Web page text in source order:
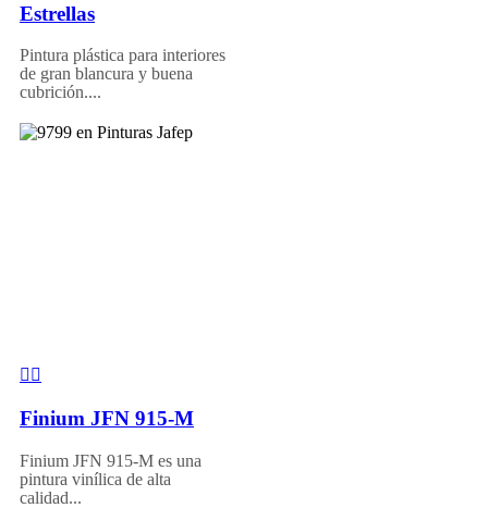
Estrellas
Pintura plástica para interiores
de gran blancura y buena
cubrición....
Finium JFN 915-M
Finium JFN 915-M es una
pintura vinílica de alta
calidad...